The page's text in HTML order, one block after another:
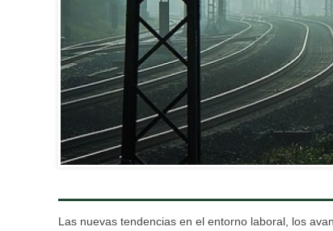
Las nuevas tendencias en el entorno laboral, los